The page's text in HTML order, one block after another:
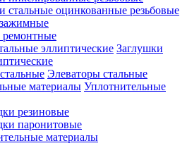
стальные оцинкованные резьбовые
Заглушки
Элеваторы стальные
Уплотнительные
резиновые
паронитовые
материалы